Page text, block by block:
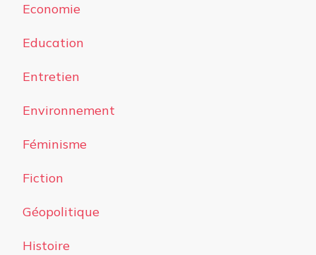
Economie
Education
Entretien
Environnement
Féminisme
Fiction
Géopolitique
Histoire